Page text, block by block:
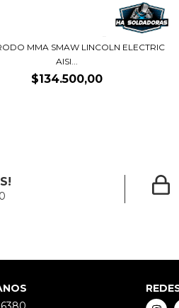
MMA SMAW LINCOLN ELECTRIC
AISI...
$134.500,00